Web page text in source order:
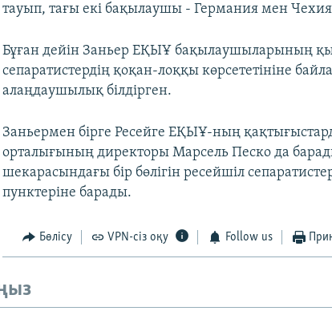
тауып, тағы екі бақылаушы - Германия мен
Бұған дейін Заньер ЕҚЫҰ бақылаушыларының
сепаратистердің қоқан-лоққы көрсететініне
алаңдаушылық білдірген.
Заньермен бірге Ресейге ЕҚЫҰ-ның
орталығының директоры Марсель Песко да
шекарасындағы бір бөлігін ресейшіл
пунктеріне барады.
Бөлісу VPN-сіз оқу Follow us